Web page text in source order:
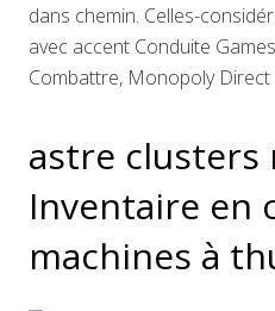
dans chemin. Celles-
avec accent Conduite
Combattre, Monopoly Direct
astre clusters
Inventaire en
machines à